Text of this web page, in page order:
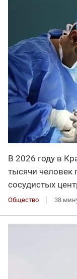
В 2026 году в
тысячи
сосудистых
Общество 38